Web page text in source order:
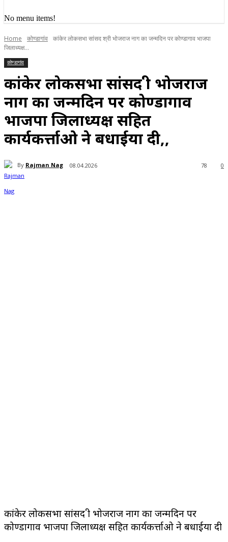
No menu items!
Home कोण्डागांव कांकेर लोकसभा सांसद श्री भोजराज नाग का जन्मदिन पर कोण्डागाव भाजपा
जिलाध्यक्ष...
कोण्डागांव
कांकेर लोकसभा सांसद श्री भोजराज
नाग का जन्मदिन पर कोण्डागाव
भाजपा जिलाध्यक्ष सहित
कार्यकर्त्ताओ ने बधाईया दी,,
By Rajman Nag 08.04.2026 0
78
कांकेर लोकसभा सांसद श्री भोजराज नाग का जन्मदिन पर
कोण्डागाव भाजपा जिलाध्यक्ष सहित कार्यकर्त्ताओ ने बधाईया दी